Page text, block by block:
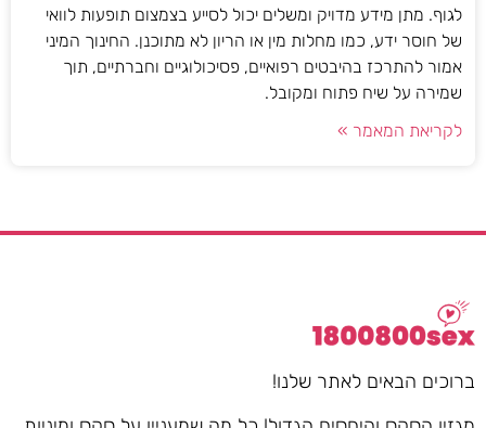
לגוף. מתן מידע מדויק ומשלים יכול לסייע בצמצום תופעות לוואי
של חוסר ידע, כמו מחלות מין או הריון לא מתוכנן. החינוך המיני
אמור להתרכז בהיבטים רפואיים, פסיכולוגיים וחברתיים, תוך
שמירה על שיח פתוח ומקובל.
לקריאת המאמר »
ברוכים הבאים לאתר שלנו!